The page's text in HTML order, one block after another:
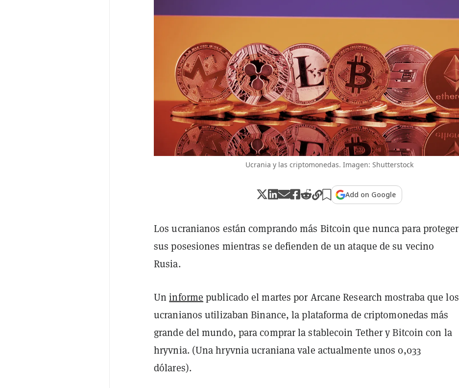
Ucrania y las criptomonedas. Imagen: Shutterstock
Add on Google
Los ucranianos están comprando más Bitcoin que nunca para proteger
sus posesiones mientras se defienden de un ataque de su vecino
Rusia.
Uninforme publicado el martes por Arcane Research mostraba que los
ucranianos utilizaban Binance, la plataforma de criptomonedas más
grande del mundo, para comprar la stablecoin Tether y Bitcoin con la
hryvnia. (Una hryvnia ucraniana vale actualmente unos 0,033
dólares).